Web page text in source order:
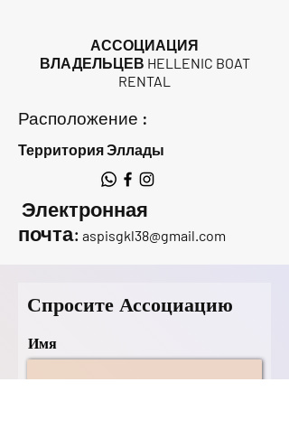
АССОЦИАЦИЯ
ВЛАДЕЛЬЦЕВ HELLENIC BOAT
RENTAL
Расположение :
Территория Эллады
Электронная
почта: aspisgkl38@gmail.com
Спросите Ассоциацию
Имя